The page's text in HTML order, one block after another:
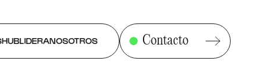
HUBLIDERANOSOTROS Contacto